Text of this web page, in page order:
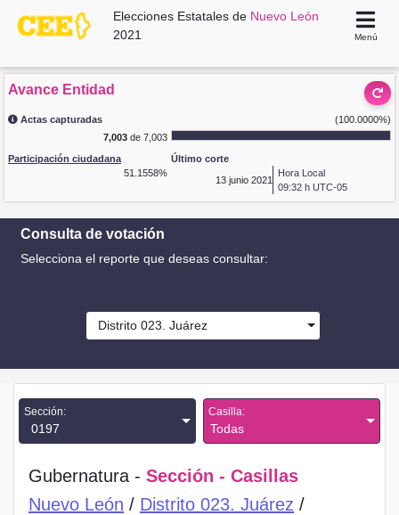
Elecciones Estatales de Nuevo León
2021
Menú
Avance Entidad
Actas capturadas
(100.0000%)
7,003de 7,003
Participación ciudadana
51.1558%
Último corte
13 junio 2021
Hora Local
09:32 h UTC-05
Consulta de votación
Selecciona el reporte que deseas consultar:
Distrito 023. Juárez
Sección:
0197
Casilla:
Todas
Gubernatura - Sección - Casillas
Nuevo León / Distrito 023. Juárez /